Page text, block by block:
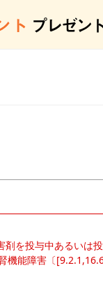
剤を投与中あるいは
能障害〔